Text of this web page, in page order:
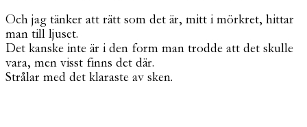
Och jag tänker att rätt som det är, mitt i mörkret, hittar
man till ljuset.
Det kanske inte är i den form man trodde att det skulle
vara, men visst finns det där.
Strålar med det klaraste av sken.